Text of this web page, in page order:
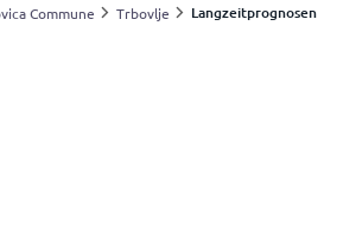
Commune Trbovlje Langzeitprognosen